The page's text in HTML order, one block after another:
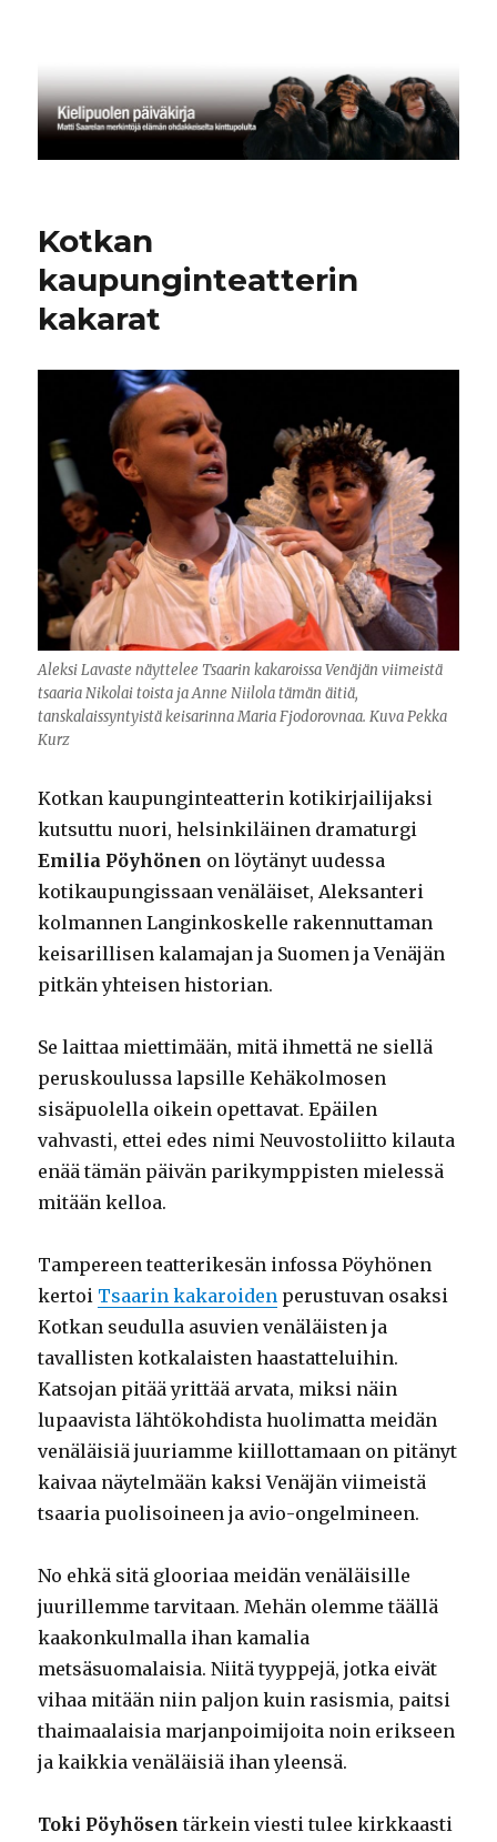
Kotkan
kaupunginteatterin
kakarat
Aleksi Lavaste näyttelee Tsaarin kakaroissa Venäjän viimeistä
tsaaria Nikolai toista ja Anne Niilola tämän äitiä,
tanskalaissyntyistä keisarinna Maria Fjodorovnaa. Kuva Pekka
Kurz
Kotkan kaupunginteatterin kotikirjailijaksi
kutsuttu nuori, helsinkiläinen dramaturgi
Emilia Pöyhönen on löytänyt uudessa
kotikaupungissaan venäläiset, Aleksanteri
kolmannen Langinkoskelle rakennuttaman
keisarillisen kalamajan ja Suomen ja Venäjän
pitkän yhteisen historian.
Se laittaa miettimään, mitä ihmettä ne siellä
peruskoulussa lapsille Kehäkolmosen
sisäpuolella oikein opettavat. Epäilen
vahvasti, ettei edes nimi Neuvostoliitto kilauta
enää tämän päivän parikymppisten mielessä
mitään kelloa.
Tampereen teatterikesän infossa Pöyhönen
kertoi Tsaarin kakaroiden perustuvan osaksi
Kotkan seudulla asuvien venäläisten ja
tavallisten kotkalaisten haastatteluihin.
Katsojan pitää yrittää arvata, miksi näin
lupaavista lähtökohdista huolimatta meidän
venäläisiä juuriamme kiillottamaan on pitänyt
kaivaa näytelmään kaksi Venäjän viimeistä
tsaaria puolisoineen ja avio-ongelmineen.
No ehkä sitä glooriaa meidän venäläisille
juurillemme tarvitaan. Mehän olemme täällä
kaakonkulmalla ihan kamalia
metsäsuomalaisia. Niitä tyyppejä, jotka eivät
vihaa mitään niin paljon kuin rasismia, paitsi
thaimaalaisia marjanpoimijoita noin erikseen
ja kaikkia venäläisiä ihan yleensä.
Toki Pöyhösen tärkein viesti tulee kirkkaasti